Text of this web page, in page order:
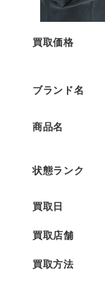
買取価格
ブランド名
商品名
状態ランク
買取日
買取店舗
買取方法